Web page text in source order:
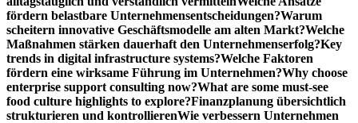
fördern belastbare Unternehmensentscheidungen?Warum
scheitern innovative Geschäftsmodelle am alten Markt?Welche
Maßnahmen stärken dauerhaft den Unternehmenserfolg?Key
trends in digital infrastructure systems?Welche Faktoren
fördern eine wirksame Führung im Unternehmen?Why choose
enterprise support consulting now?What are some must-see
food culture highlights to explore?Finanzplanung übersichtlich
strukturieren und kontrollierenWie verbessern Unternehmen